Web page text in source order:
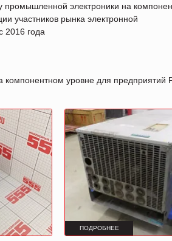
промышленной электроники на
участников рынка электронной
2016 года
компонентном уровне для
ПОДРОБНЕЕ